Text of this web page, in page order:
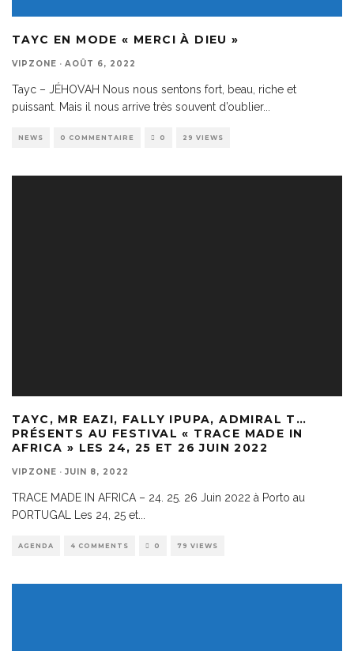
TAYC EN MODE « MERCI À DIEU »
VIPZONE · AOÛT 6, 2022
Tayc – JÉHOVAH Nous nous sentons fort, beau, riche et
puissant. Mais il nous arrive très souvent d’oublier...
NEWS 0 COMMENTAIRE 0 29 VIEWS
TAYC, MR EAZI, FALLY IPUPA, ADMIRAL T…
PRÉSENTS AU FESTIVAL « TRACE MADE IN
AFRICA » LES 24, 25 ET 26 JUIN 2022
VIPZONE · JUIN 8, 2022
TRACE MADE IN AFRICA – 24. 25. 26 Juin 2022 à Porto au
PORTUGAL Les 24, 25 et
AGENDA 4 COMMENTS 0 79 VIEWS